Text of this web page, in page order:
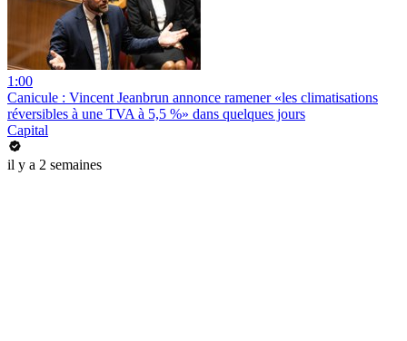
1:00
Canicule : Vincent Jeanbrun annonce ramener «les climatisations
réversibles à une TVA à 5,5 %» dans quelques jours
Capital
il y a 2 semaines